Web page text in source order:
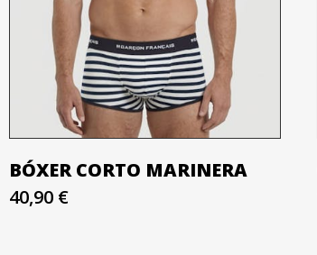
BÓXER CORTO MARINERA
40,90 €